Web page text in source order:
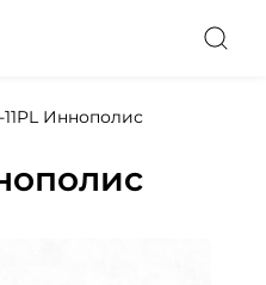
11PL Иннополис